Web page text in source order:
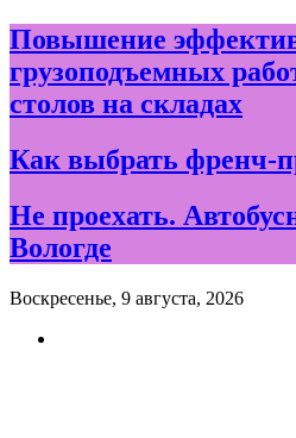
Skip
to
content
Повышение
грузоподъемных
столов на складах
Как выбрать френч-
Не проехать.
Вологде
Воскресенье, 9 августа, 2026